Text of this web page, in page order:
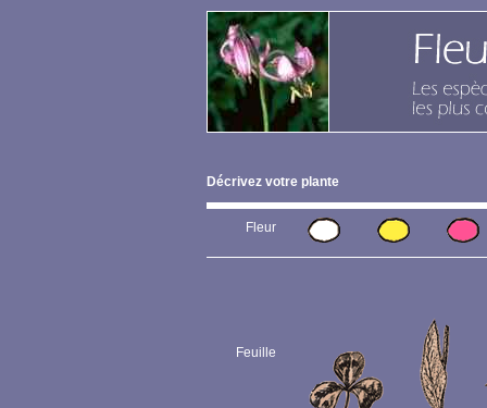
Décrivez votre plante
Fleur
Feuille